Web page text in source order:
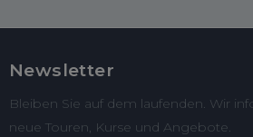
Newsletter
Bleiben Sie auf dem laufenden. Wir
neue Touren, Kurse und Angebote.